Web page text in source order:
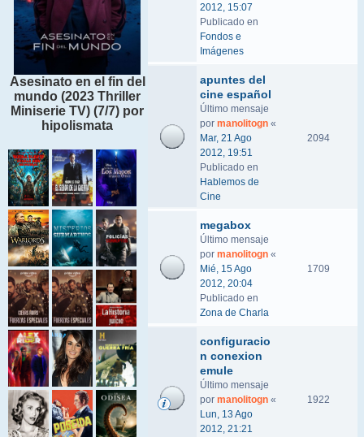
Asesinato en el fin del
mundo (2023 Thriller
Miniserie TV) (7/7) por
hipolismata
2012, 15:07
Publicado en
Fondos e
Imágenes
apuntes del
cine español
Último mensaje
por manolitogn «
Mar, 21 Ago
2012, 19:51
Publicado en
Hablemos de
Cine
2094
megabox
Último mensaje
por manolitogn «
Mié, 15 Ago
2012, 20:04
Publicado en
Zona de Charla
1709
configuracio
n conexion
emule
Último mensaje
por manolitogn «
Lun, 13 Ago
2012, 21:21
1922